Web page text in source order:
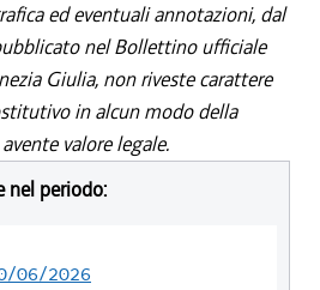
ed eventuali annotazioni, dal
nel Bollettino ufficiale
Giulia, non riveste carattere
in alcun modo della
valore legale.
nel periodo:
06/2026